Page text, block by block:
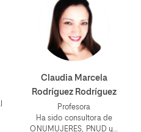
Claudia Marcela
Rodríguez Rodríguez
Profesora
Ha sido consultora de
ONUMUJERES, PNUD y…